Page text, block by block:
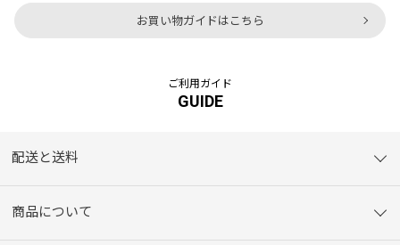
お買い物ガイドはこちら
ご利用ガイド
GUIDE
配送と送料
商品について